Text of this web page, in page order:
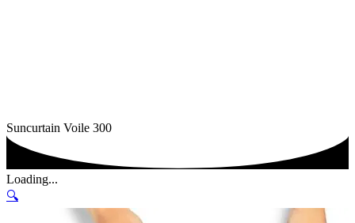
Suncurtain Voile 300
Loading...
🔍